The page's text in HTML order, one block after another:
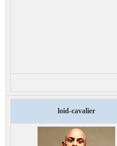
loid-cavalier